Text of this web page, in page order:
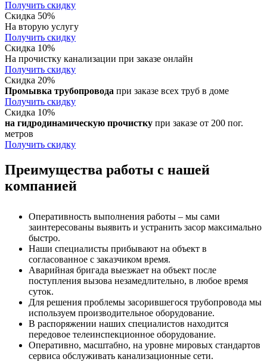
Получить скидку
Скидка 50%
На вторую услугу
Получить скидку
Скидка 10%
На прочистку канализации при заказе онлайн
Получить скидку
Скидка 20%
Промывка трубопровода при заказе всех труб в доме
Получить скидку
Скидка 10%
на гидродинамическую прочистку при заказе от 200 пог.
метров
Получить скидку
Преимущества работы с нашей
компанией
Оперативность выполнения работы – мы сами
заинтересованы выявить и устранить засор максимально
быстро.
Наши специалисты прибывают на объект в
согласованное с заказчиком время.
Аварийная бригада выезжает на объект после
поступления вызова незамедлительно, в любое время
суток.
Для решения проблемы засорившегося трубопровода мы
используем производительное оборудование.
В распоряжении наших специалистов находится
передовое телеинспекционное оборудование.
Оперативно, масштабно, на уровне мировых стандартов
сервиса обслуживать канализационные сети.